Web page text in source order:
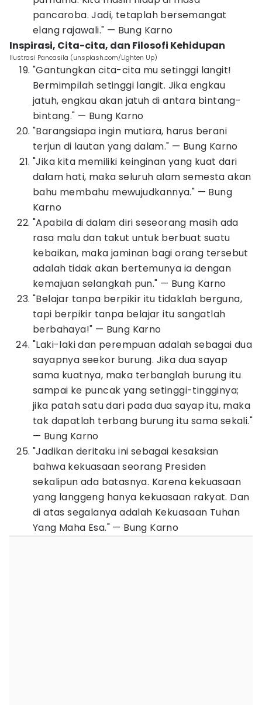
pancaroba. Jadi, tetaplah bersemangat
elang rajawali." — Bung Karno
Inspirasi, Cita-cita, dan Filosofi Kehidupan
Ilustrasi Pancasila (unsplash.com/Lighten Up)
"Gantungkan cita-cita mu setinggi langit!
Bermimpilah setinggi langit. Jika engkau
jatuh, engkau akan jatuh di antara bintang-
bintang." — Bung Karno
"Barangsiapa ingin mutiara, harus berani
terjun di lautan yang dalam." — Bung Karno
"Jika kita memiliki keinginan yang kuat dari
dalam hati, maka seluruh alam semesta akan
bahu membahu mewujudkannya." — Bung
Karno
"Apabila di dalam diri seseorang masih ada
rasa malu dan takut untuk berbuat suatu
kebaikan, maka jaminan bagi orang tersebut
adalah tidak akan bertemunya ia dengan
kemajuan selangkah pun." — Bung Karno
"Belajar tanpa berpikir itu tidaklah berguna,
tapi berpikir tanpa belajar itu sangatlah
berbahaya!" — Bung Karno
"Laki-laki dan perempuan adalah sebagai dua
sayapnya seekor burung. Jika dua sayap
sama kuatnya, maka terbanglah burung itu
sampai ke puncak yang setinggi-tingginya;
jika patah satu dari pada dua sayap itu, maka
tak dapatlah terbang burung itu sama sekali."
— Bung Karno
"Jadikan deritaku ini sebagai kesaksian
bahwa kekuasaan seorang Presiden
sekalipun ada batasnya. Karena kekuasaan
yang langgeng hanya kekuasaan rakyat. Dan
di atas segalanya adalah Kekuasaan Tuhan
Yang Maha Esa." — Bung Karno